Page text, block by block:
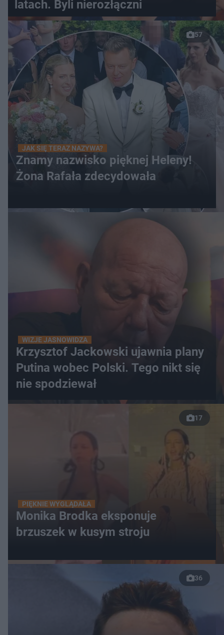
latach. Byli nierozłączni
57
JAK SIĘ TERAZ NAZYWA?
Znamy nazwisko pięknej Heleny!
Żona Rafała zdecydowała
WIZJE JASNOWIDZA
Krzysztof Jackowski ujawnia plany
Putina wobec Polski. Tego nikt się
nie spodziewał
17
PIĘKNIE WYGLĄDAŁA
Monika Brodka eksponuje
brzuszek w kusym stroju
36